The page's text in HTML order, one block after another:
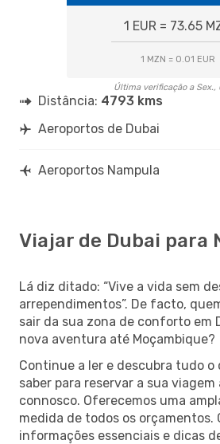
1 EUR = 73.65
1 MZN = 0.01 EUR
Última verificação a Sex.,
Distância: 4793 kms
Aeroportos de Dubai
Aeroportos Nampula
Viajar de Dubai para
Lá diz ditado: “Vive a vida sem
arrependimentos”. De facto,
sair da sua zona de conforto em
nova aventura até Moçambique?
Continue a ler e descubra tudo o
saber para reservar a sua
connosco. Oferecemos uma
medida de todos os orçamentos.
informações essenciais e dicas